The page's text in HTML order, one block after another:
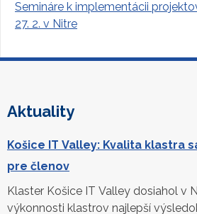
Semináre k implementácii
27. 2. v Nitre
Aktuality
Košice IT Valley: Kvalita klastra
pre členov
Klaster Košice IT Valley dosiahol v
výkonnosti klastrov najlepší